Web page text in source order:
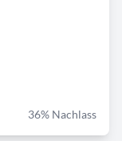
36% Nachlass